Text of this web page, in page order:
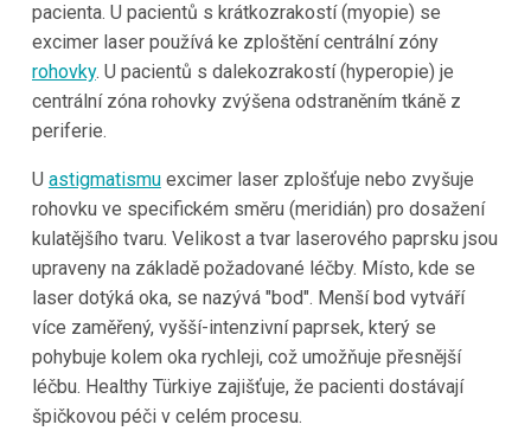
pacienta. U pacientů s krátkozrakostí (myopie) se
excimer laser používá ke zploštění centrální zóny
rohovky. U pacientů s dalekozrakostí (hyperopie) je
centrální zóna rohovky zvýšena odstraněním tkáně z
periferie.
U astigmatismuexcimer laser zplošťuje nebo zvyšuje
rohovku ve specifickém směru (meridián) pro dosažení
kulatějšího tvaru. Velikost a tvar laserového paprsku jsou
upraveny na základě požadované léčby. Místo, kde se
laser dotýká oka, se nazývá "bod". Menší bod vytváří
více zaměřený, vyšší-intenzivní paprsek, který se
pohybuje kolem oka rychleji, což umožňuje přesnější
léčbu. Healthy Türkiye zajišťuje, že pacienti dostávají
špičkovou péči v celém procesu.